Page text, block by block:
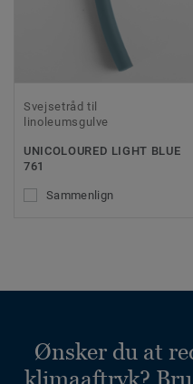
Svejsetråd til
linoleumsgulve
UNICOLOURED LIGHT BLUE
761
Sammenlign
Ønsker du at
klimaaftryk?